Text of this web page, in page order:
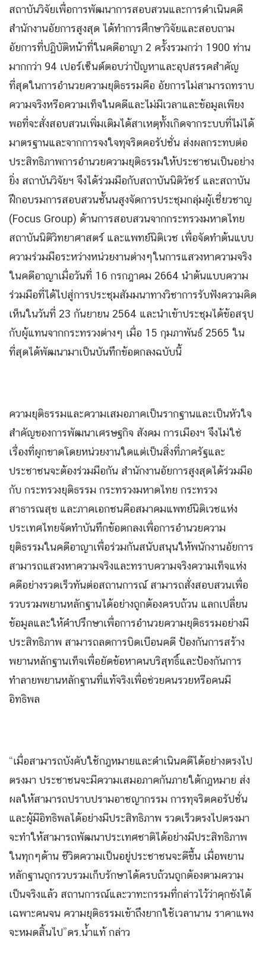
สถาบันวิจัยเพื่อการพัฒนาการสอบสวนและการดำเนินคดี
สำนักงานอัยการสูงสุด ได้ทำการศึกษาวิจัยและสอบถาม
อัยการที่ปฏิบัติหน้าที่ในคดีอาญา 2 ครั้งรวมกว่า 1900 ท่าน
มากกว่า 94 เปอร์เซ็นต์ตอบว่าปัญหาและอุปสรรคสำคัญ
ที่สุดในการอำนวยความยุติธรรมคือ อัยการไม่สามารถทราบ
ความจริงหรือความเท็จในคดีและไม่มีเวลาและข้อมูลเพียง
พอที่จะสั่งสอบสวนเพิ่มเติมได้สาเหตุทั้งเกิดจากระบบที่ไม่ได้
มาตรฐานและจากการจงใจทุจริตคอรัปชั่น ส่งผลกระทบต่อ
ประสิทธิภาพการอำนวยความยุติธรรมให้ประชาชนเป็นอย่าง
ยิ่ง สถาบันวิจัยฯ จึงได้ร่วมมือกับสถาบันนิติวัชร์ และสถาบัน
ฝึกอบรมการสอบสวนชั้นนสูงจัดการประชุมกลุ่มผู้เชี่ยวชาญ
(Focus Group) ด้านการสอบสวนจากกระทรวงมหาดไทย
สถาบันนิติวิทยาศาสตร์ และแพทย์นิติเวช เพื่อจัดทำต้นแบบ
ความร่วมมือระหว่างหน่วยงานต่างๆในการแสวงหาความจริง
ในคดีอาญาเมื่อวันที่ 16 กรกฎาคม 2664 นำต้นแบบความ
ร่วมมือที่ได้ไปสู่การประชุมสัมมนาทางวิชาการรับฟังความคิด
เห็นในวันที่ 23 กันยายน 2564 และนำเข้าประชุมได้ข้อสรุป
กับผู้แทนจากกระทรวงต่างๆ เมื่อ 15 กุมภาพันธ์ 2565 ใน
ที่สุดได้พัฒนามาเป็นบันทึกข้อตกลงฉบับนี้
ความยุติธรรมและความเสมอภาคเป็นรากฐานและเป็นหัวใจ
สำคัญของการพัฒนาเศรษฐกิจ สังคม การเมืองฯ จึงไม่ใช่
เรื่องที่ผูกขาดโดยหน่วยงานใดแต่เป็นสิ่งที่ภาครัฐและ
ประชาชนจะต้องร่วมมือกัน สำนักงานอัยการสูงสุดได้ร่วมมือ
กับ กระทรวงยุติธรรม กระทรวงมหาดไทย กระทรวง
สาธารณสุข และภาคเอกชนคือสมาคมแพทย์นิติเวชแห่ง
ประเทศไทยจัดทำบันทึกข้อตกลงเพื่อการอำนวยความ
ยุติธรรมในคดีอาญาเพื่อร่วมกันสนับสนุนให้พนักงานอัยการ
สามารถแสวงหาความจริงและทราบความจริงความเท็จแห่ง
คดีอย่างรวดเร็วทันต่อสถานการณ์ สามารถสั่งสอบสวนเพื่อ
รวบรวมพยานหลักฐานได้อย่างถูกต้องครบถ้วน แลกเปลี่ยน
ข้อมูลและให้คำปรึกษาเพื่อการอำนวยความยุติธรรมอย่างมี
ประสิทธิภาพ สามารถลดการบิดเบือนคดี ป้องกันการสร้าง
พยานหลักฐานเท็จเพื่อยัดข้อหาคนบริสุทธิ์และป้องกันการ
ทำลายพยานหลักฐานที่แท้จริงเพื่อช่วยคนรวยหรือคนมี
อิทธิพล
“เมื่อสามารถบังคับใช้กฎหมายและดำเนินคดีได้อย่างตรงไป
ตรงมา ประชาชนจะมีความเสมอภาคกันภายใต้กฎหมาย ส่ง
ผลให้สามารถปราบปรามอาชญากรรม การทุจริตคอรัปชั่น
และผู้มีอิทธิพลได้อย่างมีประสิทธิภาพ รวดเร็วตรงไปตรงมา
จะทำให้สามารถพัฒนาประเทศชาติได้อย่างมีประสิทธิภาพ
ในทุกๆด้าน ชีวิตความเป็นอยู่ประชาชนจะดีขึ้น เมื่อพยาน
หลักฐานถูกรวบรวมเก็บรักษาได้ครบถ้วนถูกต้องตามความ
เป็นจริงแล้ว สถานการณ์และวาทะกรรมที่กล่าวไว้ว่าคุกขังได้
เฉพาะคนจน ความยุติธรรมเข้าถึงยากใช้เวลานาน ราคาแพง
จะหมดสิ้นไป”ดร.น้ำแท้ กล่าว